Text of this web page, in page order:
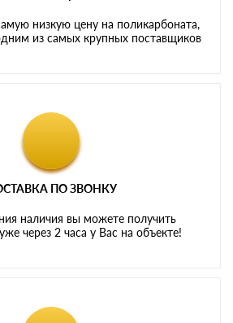
низкую цену на поликарбоната,
из самых крупных поставщиков
ПО ЗВОНКУ
наличия вы можете получить
через 2 часа у Вас на объекте!